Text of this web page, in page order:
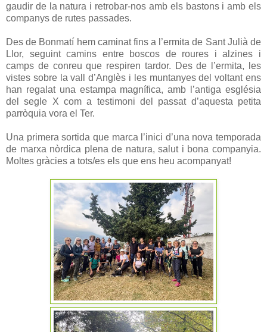
gaudir de la natura i retrobar-nos amb els bastons i amb els
companys de rutes passades.
Des de Bonmatí hem caminat fins a l’ermita de Sant Julià de
Llor, seguint camins entre boscos de roures i alzines i
camps de conreu que respiren tardor. Des de l’ermita, les
vistes sobre la vall d’Anglès i les muntanyes del voltant ens
han regalat una estampa magnífica, amb l’antiga església
del segle X com a testimoni del passat d’aquesta petita
parròquia vora el Ter.
Una primera sortida que marca l’inici d’una nova temporada
de marxa nòrdica plena de natura, salut i bona companyia.
Moltes gràcies a tots/es els que ens heu acompanyat!